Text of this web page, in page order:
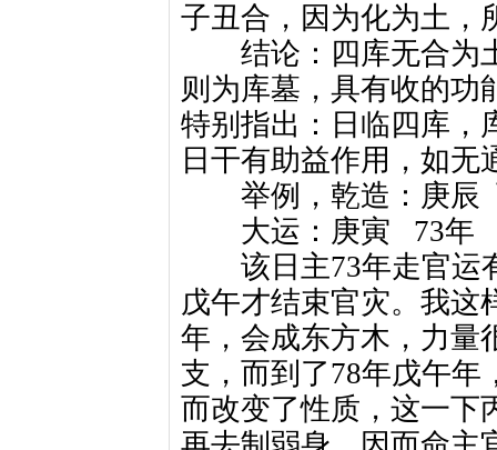
子丑合，因为化为土，
结论：四库无合为土
则为库墓，具有收的功
特别指出：日临四库，
日干有助益作用，如无
举例，乾造：庚辰
大运：庚寅
73年
该日主73年走官运
戊午才结束官灾。我这
年，会成东方木，力量
支，而到了78年戊午年
而改变了性质，这一下